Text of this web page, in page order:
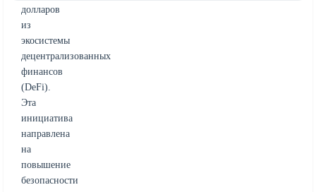
долларов
из
экосистемы
децентрализованных
финансов
(DeFi).
Эта
инициатива
направлена
на
повышение
безопасности